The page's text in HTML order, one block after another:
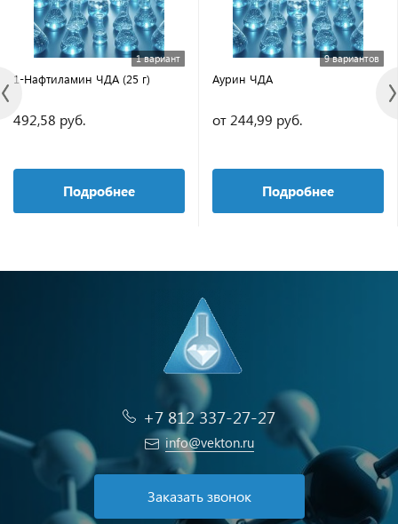
1 вариант
1-Нафтиламин ЧДА (25 г)
492,58 руб.
Подробнее
9 вариантов
Аурин ЧДА
от 244,99 руб.
Подробнее
+7 812 337-27-27
info@vekton.ru
Заказать звонок